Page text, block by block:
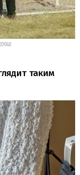
таким